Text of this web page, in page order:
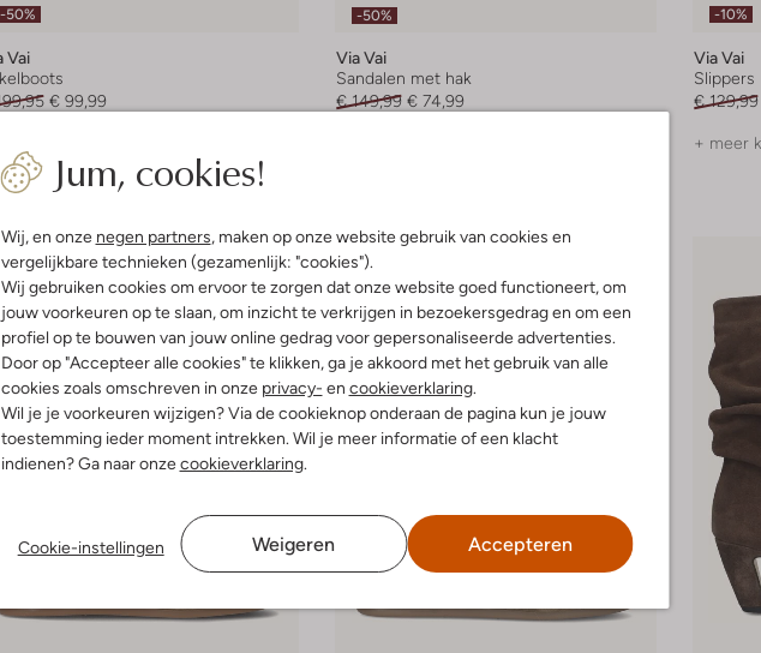
Jum, cookies!
Wij, en onze negen partners, maken op onze website gebruik van cookies en
vergelijkbare technieken (gezamenlijk: "cookies").
Wij gebruiken cookies om ervoor te zorgen dat onze website goed functioneert, om
jouw voorkeuren op te slaan, om inzicht te verkrijgen in bezoekersgedrag en om een
profiel op te bouwen van jouw online gedrag voor gepersonaliseerde advertenties.
Door op "Accepteer alle cookies" te klikken, ga je akkoord met het gebruik van alle
cookies zoals omschreven in onze privacy- en cookieverklaring.
Wil je je voorkeuren wijzigen? Via de cookieknop onderaan de pagina kun je jouw
toestemming ieder moment intrekken. Wil je meer informatie of een klacht
indienen? Ga naar onzecookieverklaring.
Cookie-instellingen Weigeren Accepteren
-50%
Vai
€ 99,99
-50%
Via Vai
Sandalen met hak
€ 149,99 € 74,99
-10%
Via Vai
Slippers
€ 129,99
+ meer